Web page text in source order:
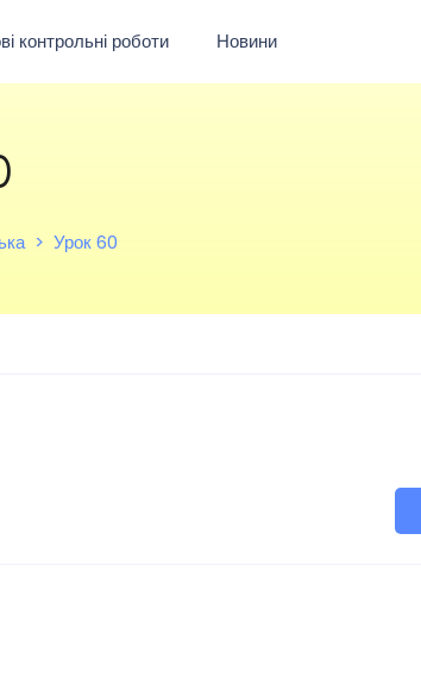
контрольні роботи Новини
Урок 60